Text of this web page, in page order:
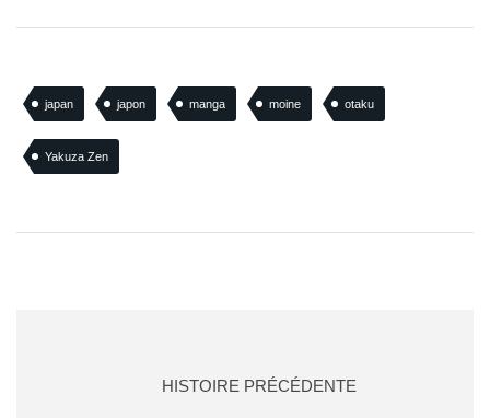
japan japon manga moine otaku
Yakuza Zen
HISTOIRE PRÉCÉDENTE